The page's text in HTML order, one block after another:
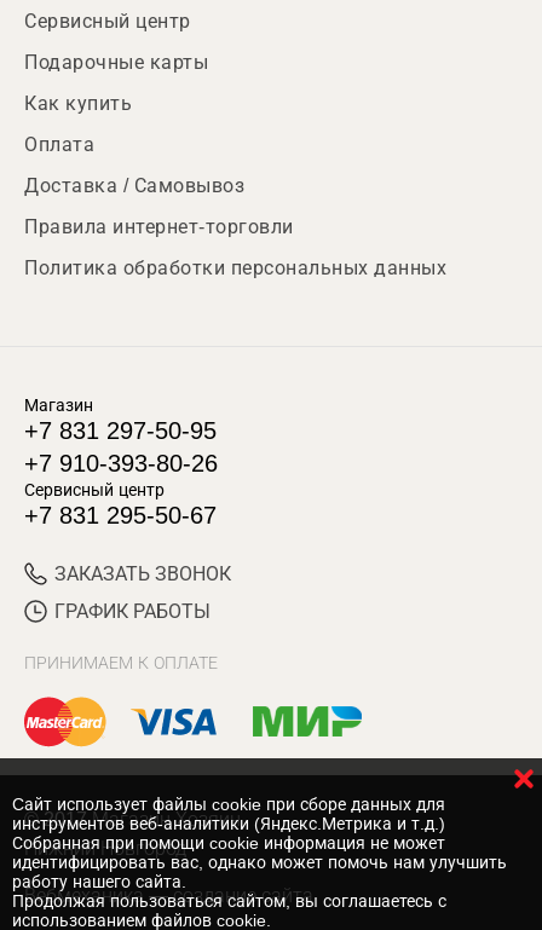
Сервисный центр
Подарочные карты
Как купить
Оплата
Доставка / Самовывоз
Правила интернет-торговли
Политика обработки персональных данных
Магазин
+7 831 297-50-95
+7 910-393-80-26
Сервисный центр
+7 831 295-50-67
ЗАКАЗАТЬ ЗВОНОК
ГРАФИК РАБОТЫ
ПРИНИМАЕМ К ОПЛАТЕ
© 2017 Магазин Хозяин
Нижний Новгород
Вебмеханика — создание сайта
Cайт использует файлы cookie при сборе данных для
инструментов веб-аналитики (Яндекс.Метрика и т.д.)
Собранная при помощи cookie информация не может
идентифицировать вас, однако может помочь нам улучшить
работу нашего сайта.
Продолжая пользоваться сайтом, вы соглашаетесь с
использованием файлов cookie.